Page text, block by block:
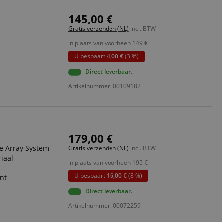
145,00 €
Gratis verzenden (NL) incl. BTW
in plaats van voorheen 149 €
U bespaart4,00 €(3 %)
Direct leverbaar.
Artikelnummer: 00109182
Array System
179,00 €
Gratis verzenden (NL) incl. BTW
in plaats van voorheen 195 €
U bespaart 16,00 €(8 %)
Direct leverbaar.
Artikelnummer: 00072259
De
werken.
used to facilitate
session by the
across page